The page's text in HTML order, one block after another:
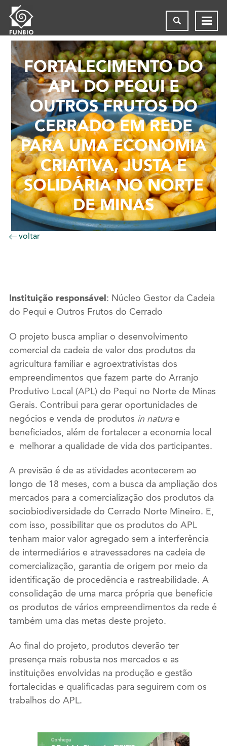
FORTALECIMENTO DO
APL DO PEQUI E
OUTROS FRUTOS DO
CERRADO EM REDE
PARA UMA ECONOMIA
CRIATIVA, JUSTA E
SOLIDÁRIA NO NORTE
DE MINAS
voltar
Instituição responsável: Núcleo Gestor da Cadeia
do Pequi e Outros Frutos do Cerrado
O projeto busca ampliar o desenvolvimento
comercial da cadeia de valor dos produtos da
agricultura familiar e agroextrativistas dos
empreendimentos que fazem parte do Arranjo
Produtivo Local (APL) do Pequi no Norte de Minas
Gerais. Contribui para gerar oportunidades de
negócios e venda de produtos in naturae
beneficiados, além de fortalecer a economia local
e melhorar a qualidade de vida dos participantes.
A previsão é de as atividades acontecerem ao
longo de 18 meses, com a busca da ampliação dos
mercados para a comercialização dos produtos da
sociobiodiversidade do Cerrado Norte Mineiro. E,
com isso, possibilitar que os produtos do APL
tenham maior valor agregado sem a interferência
de intermediários e atravessadores na cadeia de
comercialização, garantia de origem por meio da
identificação de procedência e rastreabilidade. A
consolidação de uma marca própria que beneficie
os produtos de vários empreendimentos da rede é
também uma das metas deste projeto.
Ao final do projeto, produtos deverão ter
presença mais robusta nos mercados e as
instituições envolvidas na produção e gestão
fortalecidas e qualificadas para seguirem com os
trabalhos do APL.